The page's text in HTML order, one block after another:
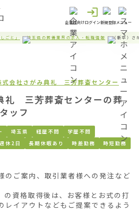
企業様向けログイン新規登録メニュー
ごと」 埼玉県の葬儀業界の求人・転職情報 （新卒）さ
式会社さがみ典礼 三芳葬斎センター
礼 三芳葬斎センターの葬
ッフ
埼玉県 経歴不問
学歴不問
週休2日 長期休暇あり 時差勤務
時短勤務
のご案内、取引業者様への発注など
の資格取得後は、お客様とお式の打
レイアウトなどもご提案できるよう